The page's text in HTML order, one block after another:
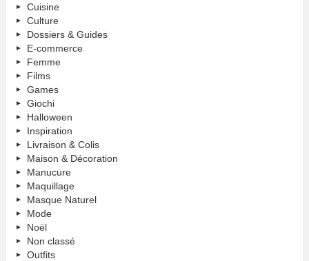
Cuisine
Culture
Dossiers & Guides
E-commerce
Femme
Films
Games
Giochi
Halloween
Inspiration
Livraison & Colis
Maison & Décoration
Manucure
Maquillage
Masque Naturel
Mode
Noël
Non classé
Outfits